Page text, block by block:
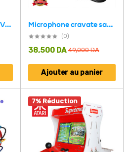
Meta Quest 3S 128 Go Virtual Reality Lunettes Arkham Shadow Edition Microphone cravate sans fil Hollyland Lark M2S Combo (récepteur caméra + récepteur USB-C + câble Lightning)
(0)
49,000DA
38,500 DA
Ajouter au panier
7% Réduction